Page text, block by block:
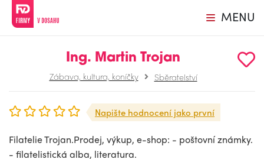
MENU
Ing. Martin Trojan
Zábava, kultura, koníčky Sběratelství
Napište hodnocení jako první
Filatelie Trojan.Prodej, výkup, e-shop: - poštovní známky.
- filatelistická alba, literatura.